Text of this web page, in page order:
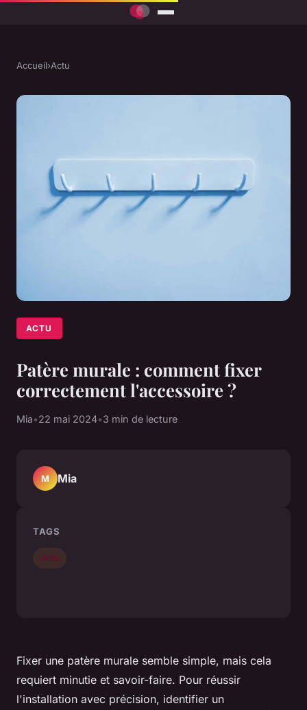
Accueil›Actu
ACTU
Patère murale : comment fixer
correctement l'accessoire ?
Mia•22 mai 2024•3 min de lecture
Fixer une patère murale semble simple, mais cela
requiert minutie et savoir-faire. Pour réussir
l'installation avec précision, identifier un
M Mia
TAGS
Actu